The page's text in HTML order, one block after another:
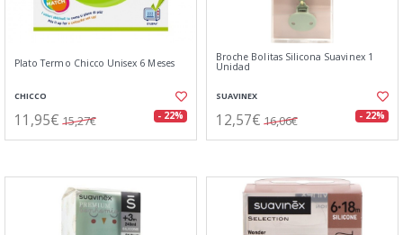
Plato Termo Chicco Unisex 6 Meses
CHICCO
11,95€ 15,27€ - 22%
Broche Bolitas Silicona Suavinex 1
Unidad
SUAVINEX
12,57€ 16,06€ - 22%